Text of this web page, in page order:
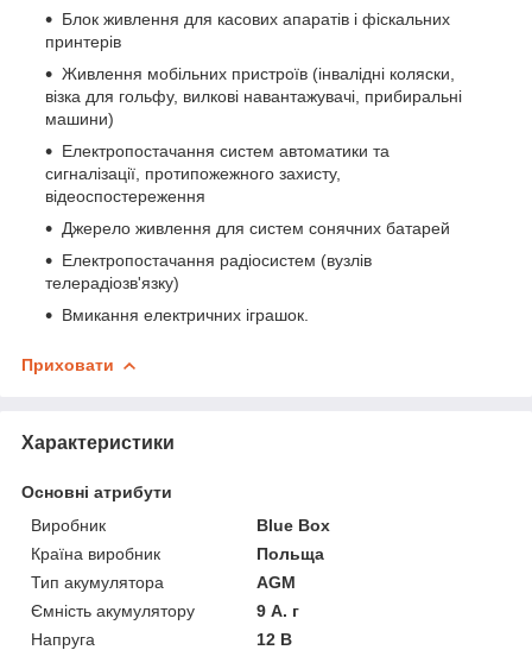
Блок живлення для касових апаратів і фіскальних
принтерів
Живлення мобільних пристроїв (інвалідні коляски,
візка для гольфу, вилкові навантажувачі, прибиральні
машини)
Електропостачання систем автоматики та
сигналізації, протипожежного захисту,
відеоспостереження
Джерело живлення для систем сонячних батарей
Електропостачання радіосистем (вузлів
телерадіозв'язку)
Вмикання електричних іграшок.
Приховати
Характеристики
Основні атрибути
Виробник
Blue Box
Країна виробник
Польща
Тип акумулятора
AGM
Ємність акумулятору
9 А. г
Напруга
12 В